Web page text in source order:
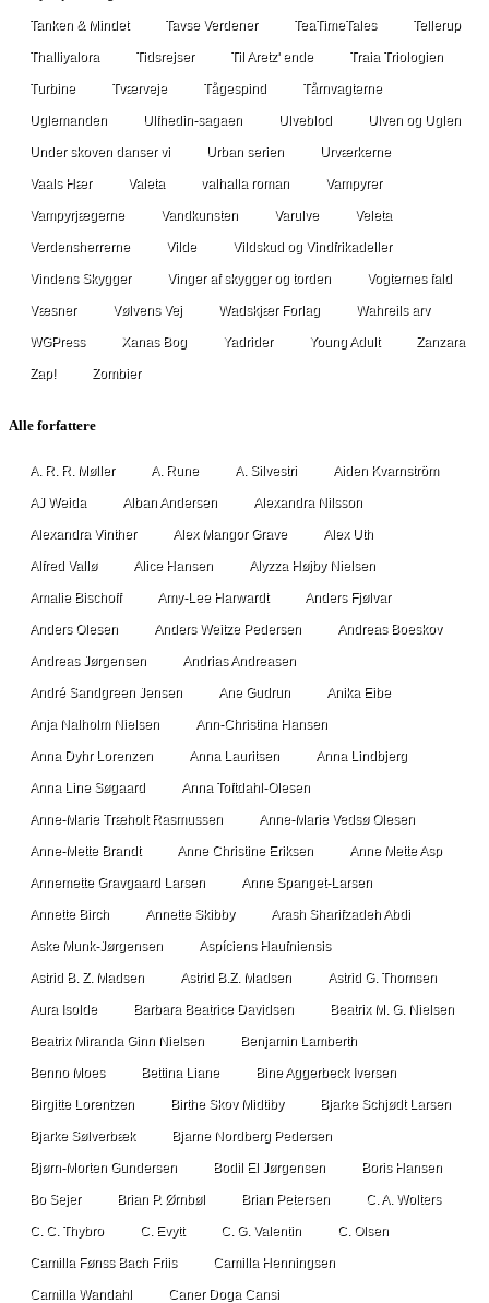
Tanken & Mindet Tavse Verdener TeaTimeTales Tellerup
Thalliyalora Tidsrejser Til Aretz' ende Traia Triologien
Turbine Tværveje Tågespind Tårnvagterne
Uglemanden Ulfhedin-sagaen Ulveblod Ulven og Uglen
Under skoven danser vi Urban serien Urværkerne
Vaals Hær Valeta valhalla roman Vampyrer
Vampyrjægerne Vandkunsten Varulve Veleta
Verdensherrerne Vilde Vildskud og Vindfrikadeller
Vindens Skygger Vinger af skygger og torden Vogternes fald
Væsner Vølvens Vej Wadskjær Forlag Wahreils arv
WGPress Xanas Bog Yadrider Young Adult Zanzara
Zap! Zombier
Alle forfattere
A. R. R. Møller A. Rune A. Silvestri Aiden Kvarnström
AJ Weida Alban Andersen Alexandra Nilsson
Alexandra Vinther Alex Mangor Grave Alex Uth
Alfred Vallø Alice Hansen Alyzza Højby Nielsen
Amalie Bischoff Amy-Lee Harwardt Anders Fjølvar
Anders Olesen Anders Weitze Pedersen Andreas Boeskov
Andreas Jørgensen Andrias Andreasen
André Sandgreen Jensen Ane Gudrun Anika Eibe
Anja Nalholm Nielsen Ann-Christina Hansen
Anna Dyhr Lorenzen Anna Lauritsen Anna Lindbjerg
Anna Line Søgaard Anna Toftdahl-Olesen
Anne-Marie Træholt Rasmussen Anne-Marie Vedsø Olesen
Anne-Mette Brandt Anne Christine Eriksen Anne Mette Asp
Annemette Gravgaard Larsen Anne Spanget-Larsen
Annette Birch Annette Skibby Arash Sharifzadeh Abdi
Aske Munk-Jørgensen Aspíciens Haufniensis
Astrid B. Z. Madsen Astrid B.Z. Madsen Astrid G. Thomsen
Aura Isolde Barbara Beatrice Davidsen Beatrix M. G. Nielsen
Beatrix Miranda Ginn Nielsen Benjamin Lamberth
Benno Moes Bettina Liane Bine Aggerbeck Iversen
Birgitte Lorentzen Birthe Skov Midtiby Bjarke Schjødt Larsen
Bjarke Sølverbæk Bjarne Nordberg Pedersen
Bjørn-Morten Gundersen Bodil El Jørgensen Boris Hansen
Bo Sejer Brian P. Ørnbøl Brian Petersen C. A. Wolters
C. C. Thybro C. Evytt C. G. Valentin C. Olsen
Camilla Fønss Bach Friis Camilla Henningsen
Camilla Wandahl Caner Doga Cansi